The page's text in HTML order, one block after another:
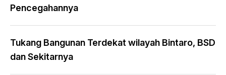
Pencegahannya
Tukang Bangunan Terdekat wilayah Bintaro, BSD
dan Sekitarnya